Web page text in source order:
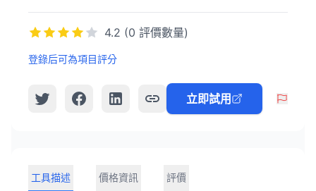
4.2 (0 評價數量)
登錄后可為項目評分
立即試用
工具描述 價格資訊 評價